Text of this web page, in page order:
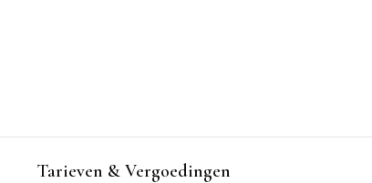
Tarieven & Vergoedingen